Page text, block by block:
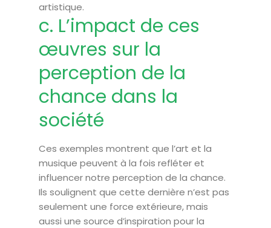
artistique.
c. L’impact de ces
œuvres sur la
perception de la
chance dans la
société
Ces exemples montrent que l’art et la
musique peuvent à la fois refléter et
influencer notre perception de la chance.
Ils soulignent que cette dernière n’est pas
seulement une force extérieure, mais
aussi une source d’inspiration pour la